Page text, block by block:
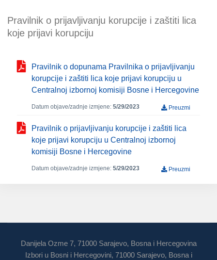
Pravilnik o prijavljivanju korupcije i zaštiti lica
koje prijavi korupciju
Pravilnik o dopunama Pravilnika o prijavljivanju
korupcije i zaštiti lica koje prijavi korupciju u
Centralnoj izbornoj komisiji Bosne i Hercegovine
Datum objave/zadnje izmjene: 5/29/2023 Preuzmi
Pravilnik o prijavljivanju korupcije i zaštiti lica
koje prijavi korupciju u Centralnoj izbornoj
komisiji Bosne i Hercegovine
Datum objave/zadnje izmjene: 5/29/2023 Preuzmi
Danijela Ozme 7, 71000 Sarajevo, Bosna i Hercegovina
Izbori u Bosni i Hercegovini, 71000 Sarajevo, Bosna i